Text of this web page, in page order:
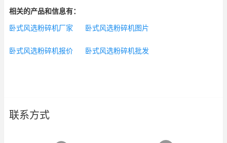
相关的产品和信息有：
卧式风选粉碎机厂家 卧式风选粉碎机图片
卧式风选粉碎机报价 卧式风选粉碎机批发
联系方式